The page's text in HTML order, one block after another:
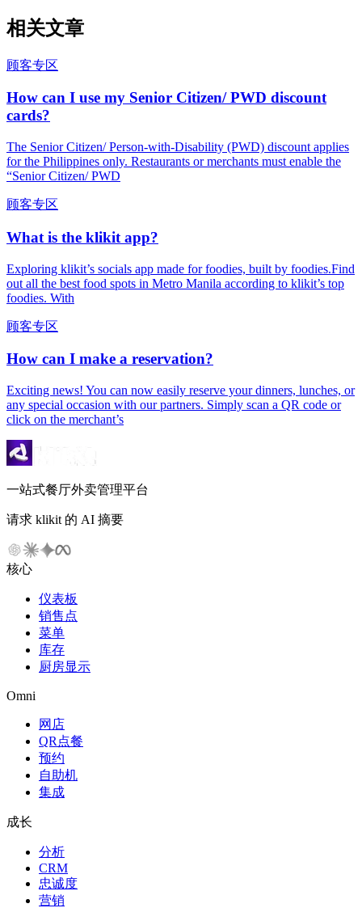
相关文章
顾客专区
How can I use my Senior Citizen/ PWD discount
cards?
The Senior Citizen/ Person-with-Disability (PWD) discount applies
for the Philippines only. Restaurants or merchants must enable the
“Senior Citizen/ PWD
顾客专区
What is the klikit app?
Exploring klikit’s socials app made for foodies, built by foodies.Find
out all the best food spots in Metro Manila according to klikit’s top
foodies. With
顾客专区
How can I make a reservation?
Exciting news! You can now easily reserve your dinners, lunches, or
any special occasion with our partners. Simply scan a QR code or
click on the merchant’s
一站式餐厅外卖管理平台
请求 klikit 的 AI 摘要
核心
仪表板
销售点
菜单
库存
厨房显示
Omni
网店
QR点餐
预约
自助机
集成
成长
分析
CRM
忠诚度
营销